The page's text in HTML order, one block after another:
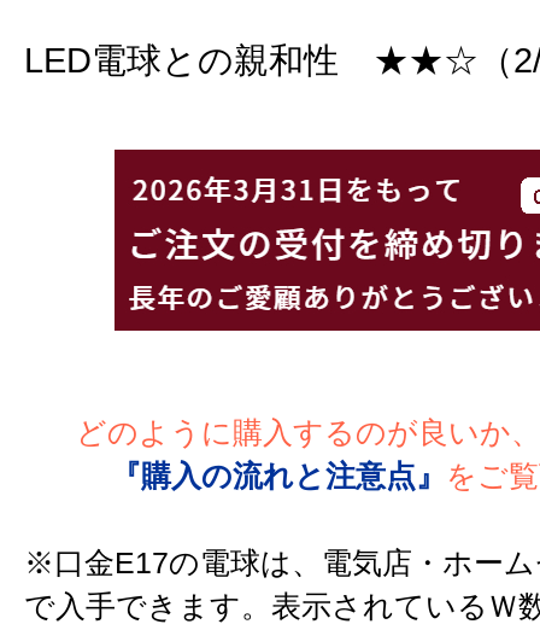
LED電球との親和性 ★★☆（
どのように購入するのが良いか
『購入の流れと注意点』
をご
※口金E17の電球は、電気店・ホー
で入手できます。表示されているＷ